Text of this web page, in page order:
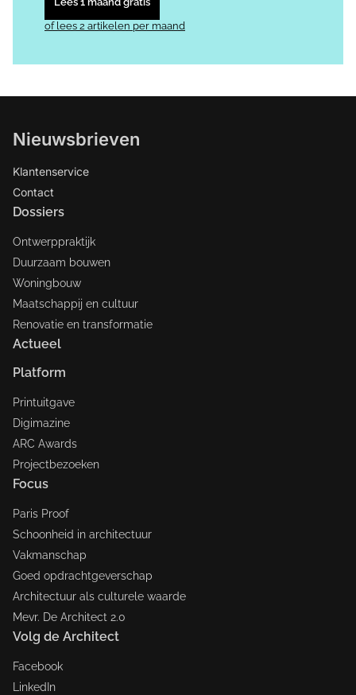
of lees 2 artikelen per maand
Nieuwsbrieven
Klantenservice
Contact
Dossiers
Ontwerppraktijk
Duurzaam bouwen
Woningbouw
Maatschappij en cultuur
Renovatie en transformatie
Actueel
Platform
Printuitgave
Digimazine
ARC Awards
Projectbezoeken
Focus
Paris Proof
Schoonheid in architectuur
Vakmanschap
Goed opdrachtgeverschap
Architectuur als culturele waarde
Mevr. De Architect 2.0
Volg de Architect
Facebook
LinkedIn